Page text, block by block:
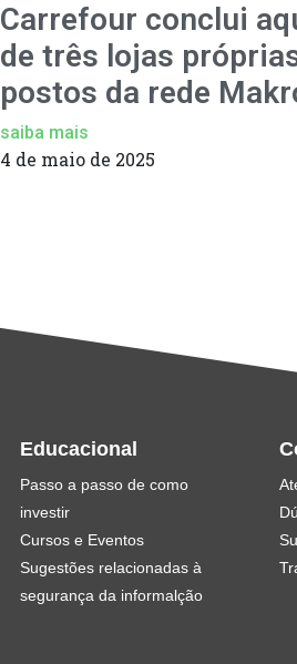
Carrefour conclui
de três lojas
postos da rede
saiba mais
4 de maio de 2025
Educacional
Passo a passo de como
investir
Cursos e Eventos
Sugestões relacionadas à
segurança da informalção